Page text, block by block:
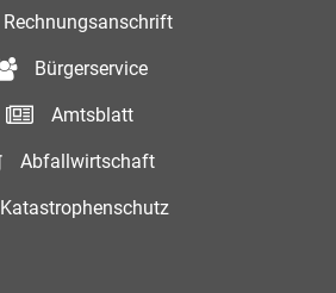
Rechnungsanschrift
Bürgerservice
Amtsblatt
Abfallwirtschaft
Katastrophenschutz